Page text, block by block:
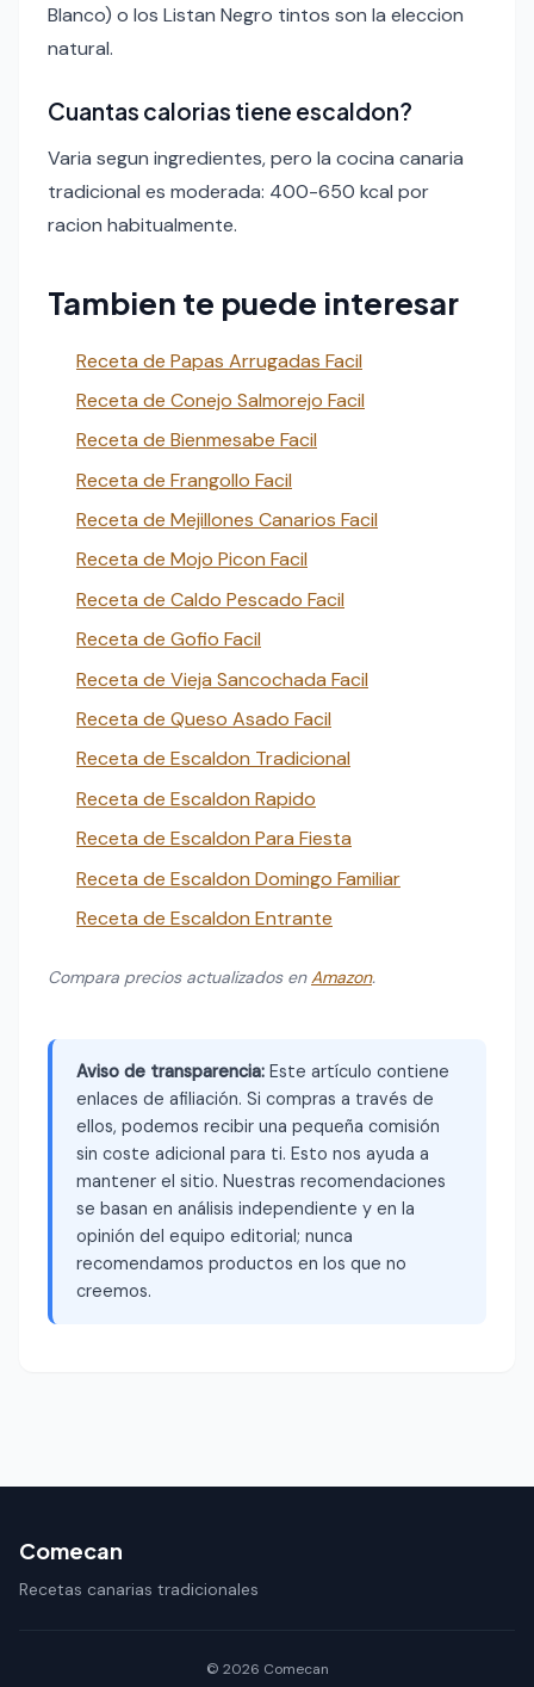
Blanco) o los Listan Negro tintos son la eleccion
natural.
Cuantas calorias tiene escaldon?
Varia segun ingredientes, pero la cocina canaria
tradicional es moderada: 400-650 kcal por
racion habitualmente.
Tambien te puede interesar
Receta de Papas Arrugadas Facil
Receta de Conejo Salmorejo Facil
Receta de Bienmesabe Facil
Receta de Frangollo Facil
Receta de Mejillones Canarios Facil
Receta de Mojo Picon Facil
Receta de Caldo Pescado Facil
Receta de Gofio Facil
Receta de Vieja Sancochada Facil
Receta de Queso Asado Facil
Receta de Escaldon Tradicional
Receta de Escaldon Rapido
Receta de Escaldon Para Fiesta
Receta de Escaldon Domingo Familiar
Receta de Escaldon Entrante
Compara precios actualizados enAmazon.
Aviso de transparencia: Este artículo contiene
enlaces de afiliación. Si compras a través de
ellos, podemos recibir una pequeña comisión
sin coste adicional para ti. Esto nos ayuda a
mantener el sitio. Nuestras recomendaciones
se basan en análisis independiente y en la
opinión del equipo editorial; nunca
recomendamos productos en los que no
creemos.
Comecan
Recetas canarias tradicionales
© 2026 Comecan